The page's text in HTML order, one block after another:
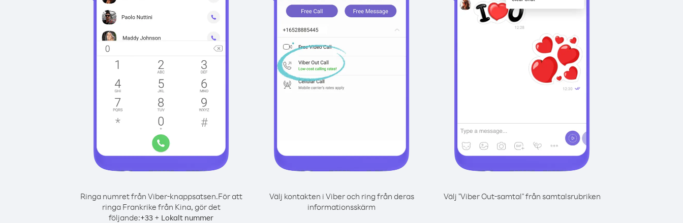
Ringa numret från Viber-knappsatsen.För att
ringa Frankrike från Kina, gör det
följande:+33 + Lokalt nummer
Välj kontakten i Viber och ring från deras
informationsskärm
Välj "Viber Out-samtal" från samtalsrubriken